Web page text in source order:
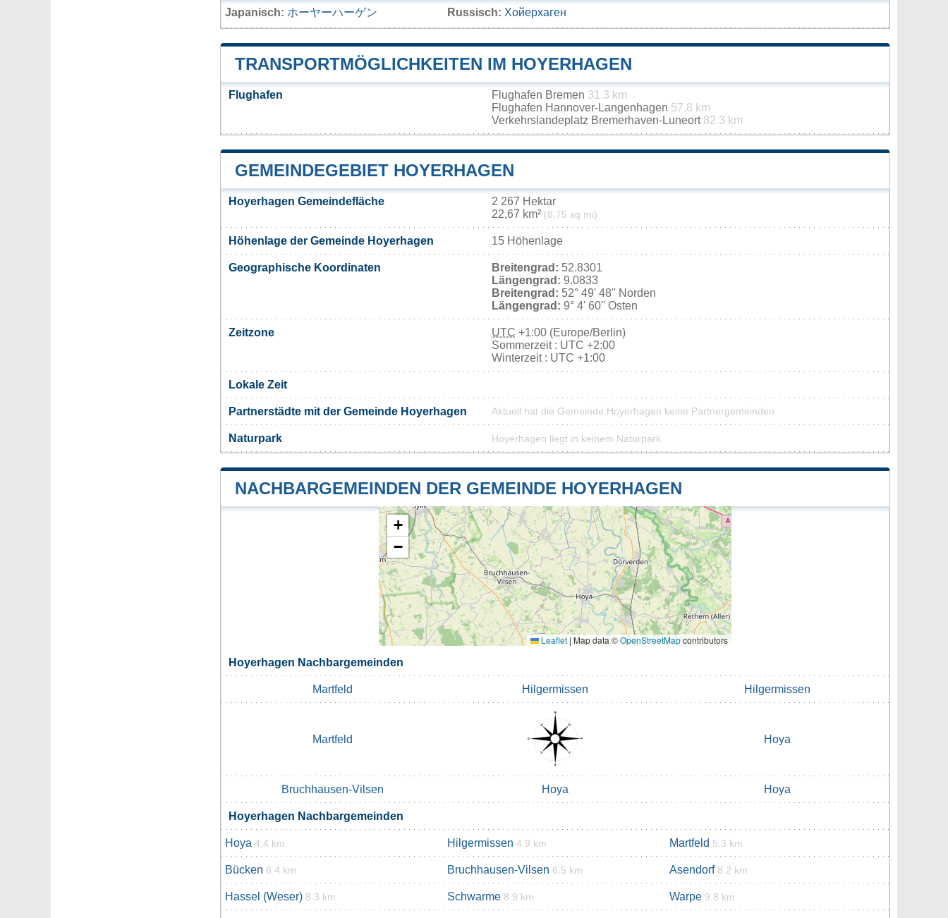
Japanisch: ホーヤーハーゲン Russisch: Хойерхаген
TRANSPORTMÖGLICHKEITEN IM HOYERHAGEN
Flughafen Flughafen Bremen 31.3 km
Flughafen Hannover-Langenhagen 57.8 km
Verkehrslandeplatz Bremerhaven-Luneort 82.3 km
GEMEINDEGEBIET HOYERHAGEN
Hoyerhagen Gemeindefläche
2 267 Hektar
22,67 km² (8,75 sq mi)
Höhenlage der Gemeinde Hoyerhagen 15 Höhenlage
Geographische Koordinaten Breitengrad: 52.8301
Längengrad: 9.0833
Breitengrad: 52° 49' 48'' Norden
Längengrad: 9° 4' 60'' Osten
Zeitzone UTC +1:00 (Europe/Berlin)
Sommerzeit : UTC +2:00
Winterzeit : UTC +1:00
Lokale Zeit
Partnerstädte mit der Gemeinde Hoyerhagen Aktuell hat die Gemeinde Hoyerhagen keine Partnergemeinden
Naturpark Hoyerhagen liegt in keinem Naturpark
NACHBARGEMEINDEN DER GEMEINDE HOYERHAGEN
+
−
Leaflet | Map data ©OpenStreetMapcontributors
Hoyerhagen Nachbargemeinden
Martfeld Hilgermissen Hilgermissen
Martfeld Hoya
Bruchhausen-Vilsen Hoya Hoya
Hoyerhagen Nachbargemeinden
Hoya 4.4 km Hilgermissen 4.9 km Martfeld 5.3 km
Bücken 6.4 km Bruchhausen-Vilsen 6.5 km Asendorf 8.2 km
Hassel (Weser) 8.3 km Schwarme 8.9 km Warpe 9.8 km